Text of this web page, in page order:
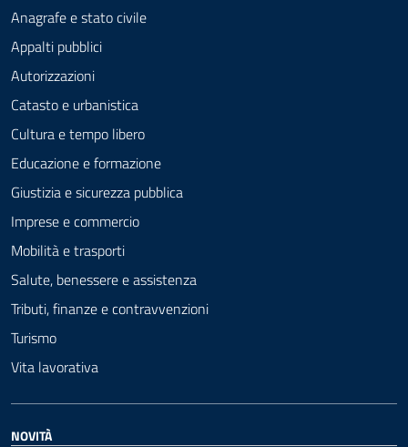
Anagrafe e stato civile
Appalti pubblici
Autorizzazioni
Catasto e urbanistica
Cultura e tempo libero
Educazione e formazione
Giustizia e sicurezza pubblica
Imprese e commercio
Mobilità e trasporti
Salute, benessere e assistenza
Tributi, finanze e contravvenzioni
Turismo
Vita lavorativa
NOVITÀ